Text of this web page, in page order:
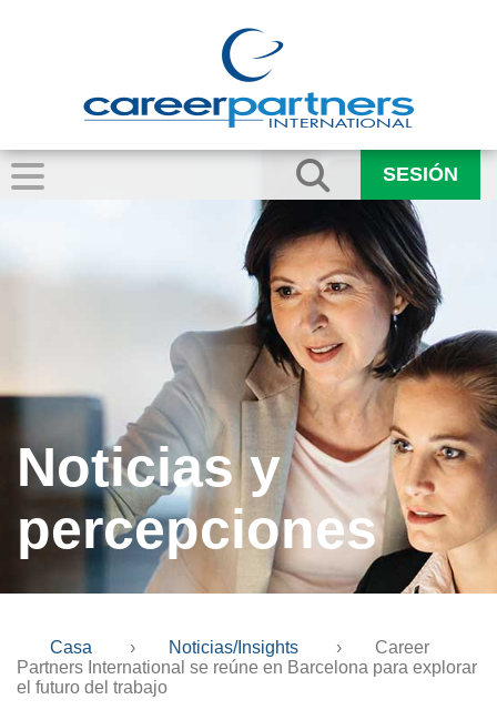
SESIÓN
Noticias y
percepciones
Casa › Noticias/Insights ›
Career
Partners International se reúne en Barcelona para explorar
el futuro del trabajo